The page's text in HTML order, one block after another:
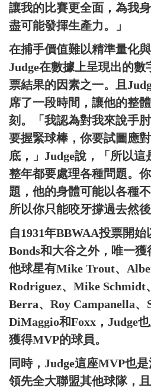
讓我的比賽更全面，為我
盡可能發揮生產力。」
在捕手價值難以精準量化
Judge在數據上呈現出的
票結果的因素之一。且
席了一段時間，讓他的整
刻。「我認為對我來說手
要握緊球棒，你要試圖應
底，」Judge說，「所以這
整年都要處理各種問題。
題，他的身體可能以各種
所以你只能咬牙撐過去然後
自1931年BBWAA投票開
Bonds和大谷之外，唯一
他球星有Mike Trout、
Rodriguez、Mike Schmidt
Berra、Roy Campanella、
DiMaggio和Foxx，Judge
獲得MVP的球員。
同時，Judge這座MVP也
領先全大聯盟其他球隊，